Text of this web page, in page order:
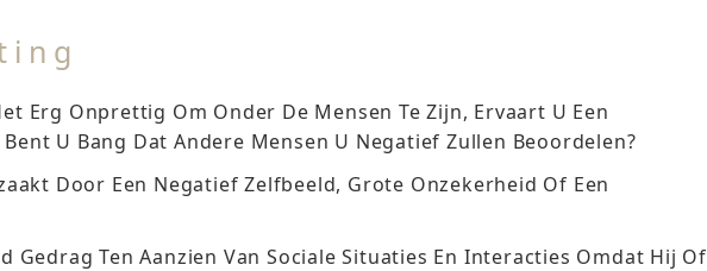
Erg Onprettig Om Onder De Mensen Te Zijn, Ervaart U Een
U Bang Dat Andere Mensen U Negatief Zullen Beoordelen?
Door Een Negatief Zelfbeeld, Grote Onzekerheid Of Een
Gedrag Ten Aanzien Van Sociale Situaties En Interacties Omdat Hij Of